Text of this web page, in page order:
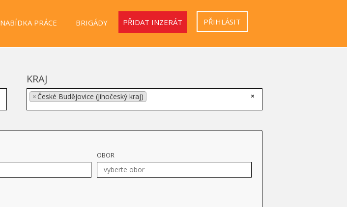
NABÍDKA PRÁCE BRIGÁDY PŘIDAT INZERÁT PŘIHLÁSIT
KRAJ
×
× České Budějovice (Jihočeský kraj)
OBOR